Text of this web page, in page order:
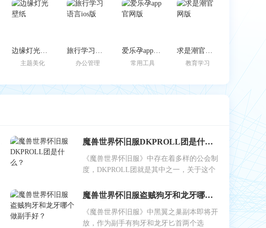
边缘灯光壁纸
主题美化
旅行学习语言ios版
办公管理
爱乐孕app官网版
常用工具
求是潮官网版
教育学习
魔兽世界怀旧服DKPROLL团是什么？
《魔兽世界怀旧服》中存在着多样的公会制
度，DKPROLL团就是其中之一，关于这个
魔兽世界怀旧服盗贼狗牙和龙牙哪个做副手好？
《魔兽世界怀旧服》中黑翼之巢副本即将开
放，作为副手有狗牙和龙牙匕首两个选